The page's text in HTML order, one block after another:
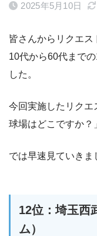
2025年5月10日
皆さんからリクエス
10代から60代まで
した。
今回実施したリクエ
球場はどこですか？
では早速見ていきま
12位：埼玉西
ム）